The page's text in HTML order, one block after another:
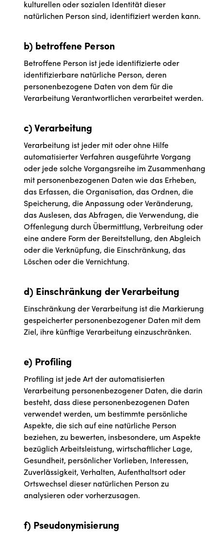
kulturellen oder sozialen Identität dieser
natürlichen Person sind, identifiziert werden kann.
b) betroffene Person
Betroffene Person ist jede identifizierte oder
identifizierbare natürliche Person, deren
personenbezogene Daten von dem für die
Verarbeitung Verantwortlichen verarbeitet werden.
c) Verarbeitung
Verarbeitung ist jeder mit oder ohne Hilfe
automatisierter Verfahren ausgeführte Vorgang
oder jede solche Vorgangsreihe im Zusammenhang
mit personenbezogenen Daten wie das Erheben,
das Erfassen, die Organisation, das Ordnen, die
Speicherung, die Anpassung oder Veränderung,
das Auslesen, das Abfragen, die Verwendung, die
Offenlegung durch Übermittlung, Verbreitung oder
eine andere Form der Bereitstellung, den Abgleich
oder die Verknüpfung, die Einschränkung, das
Löschen oder die Vernichtung.
d) Einschränkung der Verarbeitung
Einschränkung der Verarbeitung ist die Markierung
gespeicherter personenbezogener Daten mit dem
Ziel, ihre künftige Verarbeitung einzuschränken.
e) Profiling
Profiling ist jede Art der automatisierten
Verarbeitung personenbezogener Daten, die darin
besteht, dass diese personenbezogenen Daten
verwendet werden, um bestimmte persönliche
Aspekte, die sich auf eine natürliche Person
beziehen, zu bewerten, insbesondere, um Aspekte
bezüglich Arbeitsleistung, wirtschaftlicher Lage,
Gesundheit, persönlicher Vorlieben, Interessen,
Zuverlässigkeit, Verhalten, Aufenthaltsort oder
Ortswechsel dieser natürlichen Person zu
analysieren oder vorherzusagen.
f) Pseudonymisierung